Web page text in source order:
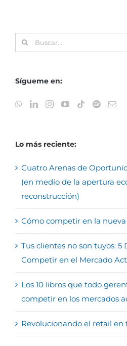
Buscar:
Sígueme en:
Lo más reciente:
Cuatro Arenas de
(en medio de la apertura
reconstrucción)
Cómo competir en la nueva
Tus clientes no son tuyos: 5
Competir en el Mercado
Los 10 libros que todo
competir en los mercados
Revolucionando el retail en